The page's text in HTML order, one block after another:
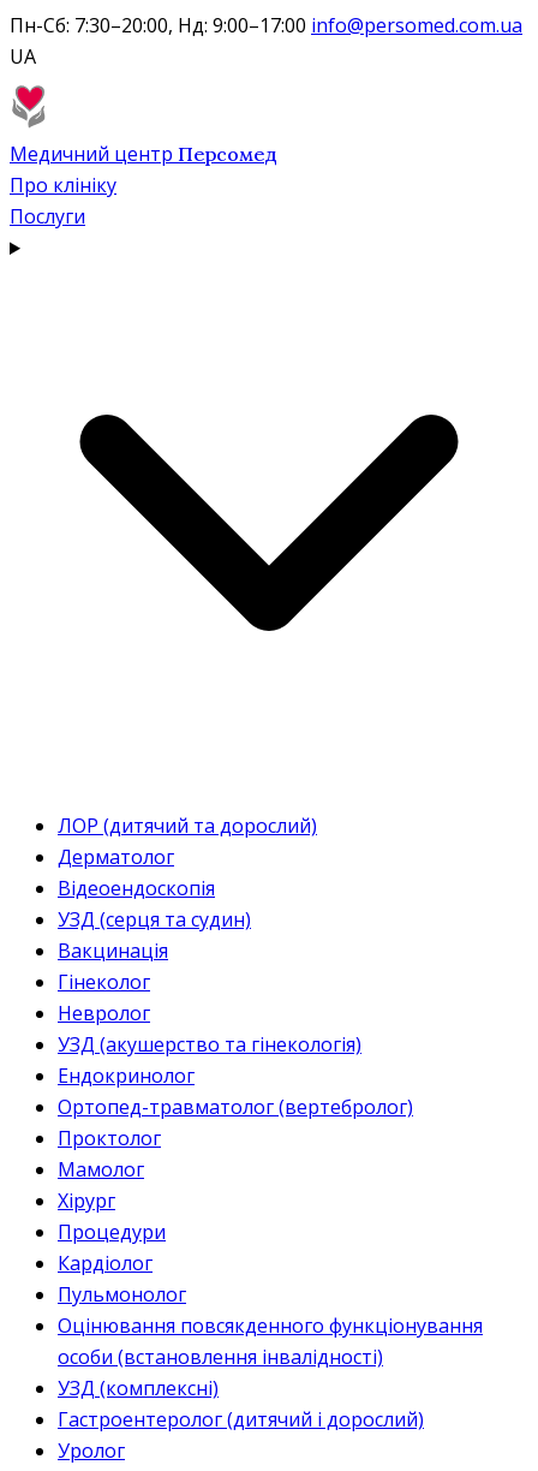
Пн-Сб: 7:30–20:00, Нд: 9:00–17:00 info@persomed.com.ua
UA
Медичний центр Персомед
Про клініку
Послуги
ЛОР (дитячий та дорослий)
Дерматолог
Відеоендоскопія
УЗД (серця та судин)
Вакцинація
Гінеколог
Невролог
УЗД (акушерство та гінекологія)
Ендокринолог
Ортопед-травматолог (вертебролог)
Проктолог
Мамолог
Хірург
Процедури
Кардіолог
Пульмонолог
Оцінювання повсякденного функціонування
особи (встановлення інвалідності)
УЗД (комплексні)
Гастроентеролог (дитячий і дорослий)
Уролог